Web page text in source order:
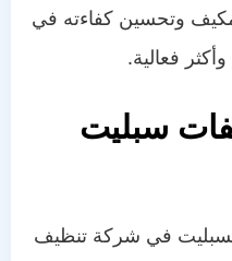
وتحسين كفاءته في
فعالية.
سبليت
في شركة تنظيف